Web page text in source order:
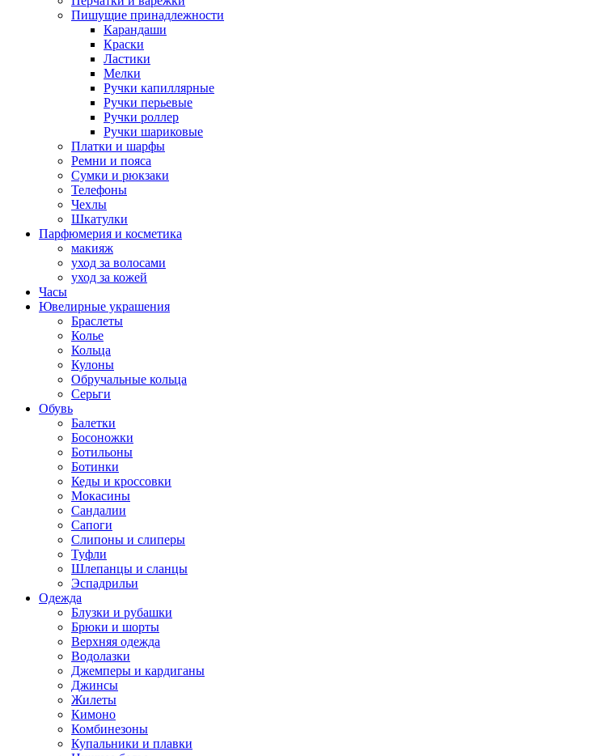
Пишущие принадлежности
Карандаши
Краски
Ластики
Мелки
Ручки капиллярные
Ручки перьевые
Ручки роллер
Ручки шариковые
Платки и шарфы
Ремни и пояса
Сумки и рюкзаки
Телефоны
Чехлы
Шкатулки
Парфюмерия и косметика
макияж
уход за волосами
уход за кожей
Часы
Ювелирные украшения
Браслеты
Колье
Кольца
Кулоны
Обручальные кольца
Серьги
Обувь
Балетки
Босоножки
Ботильоны
Ботинки
Кеды и кроссовки
Мокасины
Сандалии
Сапоги
Слипоны и слиперы
Туфли
Шлепанцы и сланцы
Эспадрильи
Одежда
Блузки и рубашки
Брюки и шорты
Верхняя одежда
Водолазки
Джемперы и кардиганы
Джинсы
Жилеты
Кимоно
Комбинезоны
Купальники и плавки